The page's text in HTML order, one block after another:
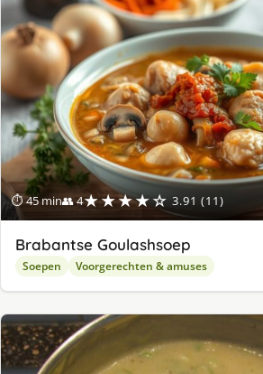
⏱ 45 min👥 4★★★★☆ 3.91 (11)
Brabantse Goulashsoep
Soepen Voorgerechten & amuses